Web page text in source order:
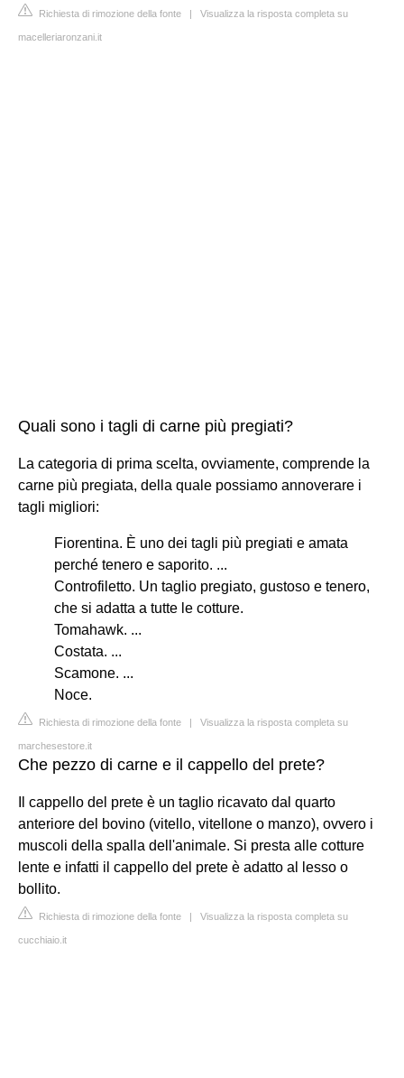
Richiesta di rimozione della fonte | Visualizza la risposta completa su
macelleriaronzani.it
Quali sono i tagli di carne più pregiati?
La categoria di prima scelta, ovviamente, comprende la
carne più pregiata, della quale possiamo annoverare i
tagli migliori:
Fiorentina. È uno dei tagli più pregiati e amata
perché tenero e saporito. ...
Controfiletto. Un taglio pregiato, gustoso e tenero,
che si adatta a tutte le cotture.
Tomahawk. ...
Costata. ...
Scamone. ...
Noce.
Richiesta di rimozione della fonte | Visualizza la risposta completa su
marchesestore.it
Che pezzo di carne e il cappello del prete?
Il cappello del prete è un taglio ricavato dal quarto
anteriore del bovino (vitello, vitellone o manzo), ovvero i
muscoli della spalla dell'animale. Si presta alle cotture
lente e infatti il cappello del prete è adatto al lesso o
bollito.
Richiesta di rimozione della fonte | Visualizza la risposta completa su
cucchiaio.it